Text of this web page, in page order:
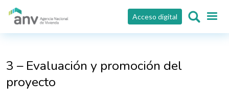
Pasar al contenido principal
Acceso digital
3 – Evaluación y promoción del
proyecto